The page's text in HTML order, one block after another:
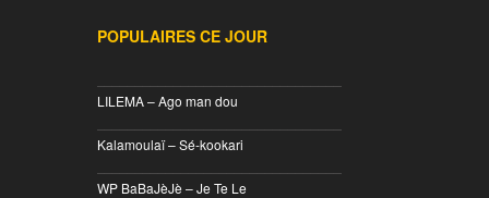
POPULAIRES CE JOUR
LILEMA – Ago man dou
Kalamoulaï – Sé-kookari
WP BaBaJèJè – Je Te Le